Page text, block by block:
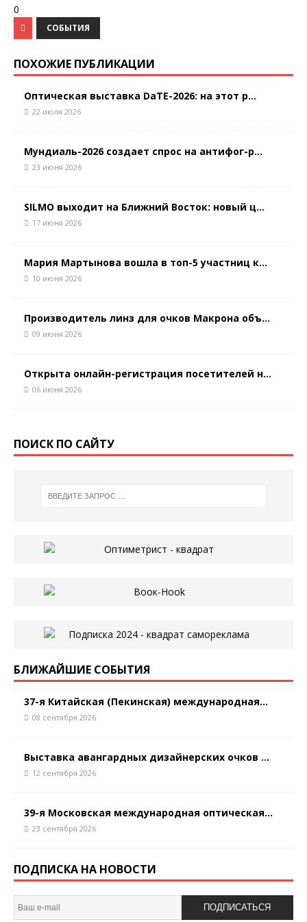
0
СОБЫТИЯ
ПОХОЖИЕ ПУБЛИКАЦИИ
Оптическая выставка DaTE-2026: на этот р...
22 июля 2026
Мундиаль-2026 создает спрос на антифог-р...
23 июня 2026
SILMO выходит на Ближний Восток: новый ц...
17 июня 2026
Мария Мартынова вошла в топ-5 участниц к...
10 июня 2026
Производитель линз для очков Макрона объ...
09 июня 2026
Открыта онлайн-регистрация посетителей н...
06 июня 2026
ПОИСК ПО САЙТУ
БЛИЖАЙШИЕ СОБЫТИЯ
37-я Китайская (Пекинская) международная...
08 сентября 2026
Выставка авангардных дизайнерских очков ...
12 сентября 2026
39-я Московская международная оптическая...
23 сентября 2026
ПОДПИСКА НА НОВОСТИ
ПОДПИСАТЬСЯ